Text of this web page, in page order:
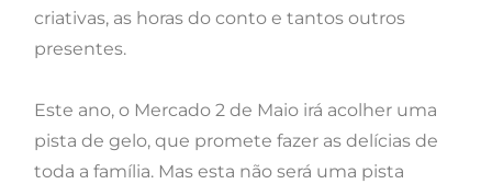
criativas, as horas do conto e tantos outros
presentes.
Este ano, o Mercado 2 de Maio irá acolher uma
pista de gelo, que promete fazer as delícias de
toda a família. Mas esta não será uma pista